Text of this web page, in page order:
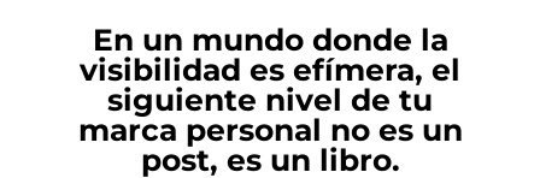
En un mundo donde la
visibilidad es efímera, el
siguiente nivel de tu
marca personal no es un
post, es un libro.